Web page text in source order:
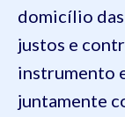
domicílio
justos e
instrumento
juntamente